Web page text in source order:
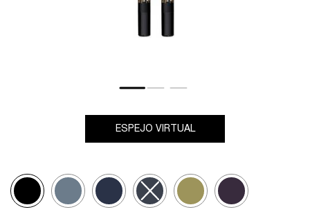
ESPEJO VIRTUAL24H DRAMA LIQUID-
Selected
01_Cafe_Noir, 1 of 6
Selected
05_Seine_Sparkles, 2 of 6
Selected
06_Parisian_Night, 3 of 6
Selected
The product variation is out of stock,
Selected
04 Leading Lights, 5 of 6
Selected
07 Purple Cabaret, 6 of